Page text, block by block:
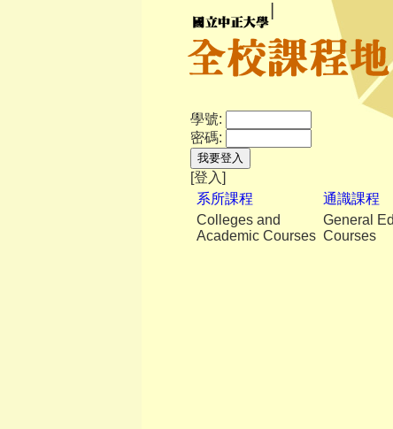
學號:
密碼:
我要登入
[登入]
系所課程
通識課程
Colleges and
Academic Courses
General
Courses